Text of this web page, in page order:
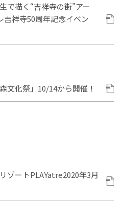
で描く“吉祥寺の街”アー
吉祥寺50周年記念イベン
文化祭」10/14から開催！
ゾートPLAYatre2020年3月